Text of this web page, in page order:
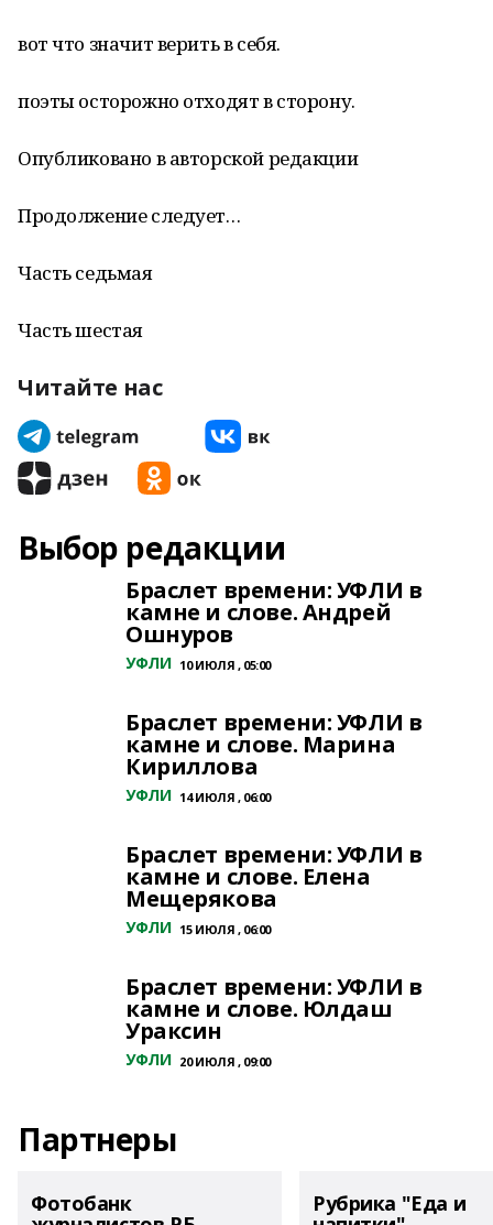
вот что значит верить в себя.
поэты осторожно отходят в сторону.
Опубликовано в авторской редакции
Продолжение следует…
Часть седьмая
Часть шестая
Читайте нас
Выбор редакции
Браслет времени: УФЛИ в
камне и слове. Андрей
Ошнуров
УФЛИ 10 ИЮЛЯ , 05:00
Браслет времени: УФЛИ в
камне и слове. Марина
Кириллова
УФЛИ 14 ИЮЛЯ , 06:00
Браслет времени: УФЛИ в
камне и слове. Елена
Мещерякова
УФЛИ 15 ИЮЛЯ , 06:00
Браслет времени: УФЛИ в
камне и слове. Юлдаш
Ураксин
УФЛИ 20 ИЮЛЯ , 09:00
Партнеры
Фотобанк Рубрика "Еда и